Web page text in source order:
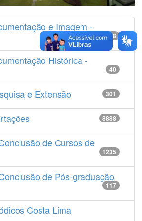
e Imagem -
14538
Histórica -
40
e Extensão 301
8888
de Cursos de
1235
de Pós-graduação
117
Costa Lima